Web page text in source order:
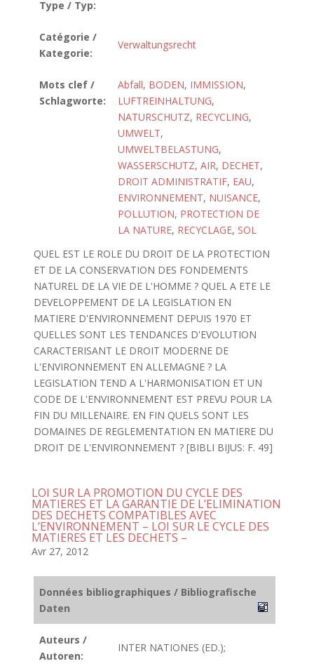
Type / Typ:
Catégorie /
Kategorie:
Verwaltungsrecht
Mots clef /
Schlagworte:
Abfall, BODEN, IMMISSION,
LUFTREINHALTUNG,
NATURSCHUTZ, RECYCLING,
UMWELT,
UMWELTBELASTUNG,
WASSERSCHUTZ, AIR, DECHET,
DROIT ADMINISTRATIF, EAU,
ENVIRONNEMENT, NUISANCE,
POLLUTION, PROTECTION DE
LA NATURE, RECYCLAGE, SOL
QUEL EST LE ROLE DU DROIT DE LA PROTECTION
ET DE LA CONSERVATION DES FONDEMENTS
NATUREL DE LA VIE DE L'HOMME ? QUEL A ETE LE
DEVELOPPEMENT DE LA LEGISLATION EN
MATIERE D'ENVIRONNEMENT DEPUIS 1970 ET
QUELLES SONT LES TENDANCES D'EVOLUTION
CARACTERISANT LE DROIT MODERNE DE
L'ENVIRONNEMENT EN ALLEMAGNE ? LA
LEGISLATION TEND A L'HARMONISATION ET UN
CODE DE L'ENVIRONNEMENT EST PREVU POUR LA
FIN DU MILLENAIRE. EN FIN QUELS SONT LES
DOMAINES DE REGLEMENTATION EN MATIERE DU
DROIT DE L'ENVIRONNEMENT ? [BIBLI BIJUS: F. 49]
LOI SUR LA PROMOTION DU CYCLE DES
MATIERES ET LA GARANTIE DE L’ELIMINATION
DES DECHETS COMPATIBLES AVEC
L’ENVIRONNEMENT – LOI SUR LE CYCLE DES
MATIERES ET LES DECHETS –
Avr 27, 2012
Données bibliographiques / Bibliografische
Daten
Auteurs /
Autoren:
INTER NATIONES (ED.);